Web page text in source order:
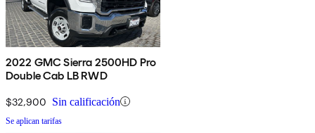
2022 GMC Sierra 2500HD Pro
Double Cab LB RWD
$32,900 Sin calificación
Se aplican tarifas